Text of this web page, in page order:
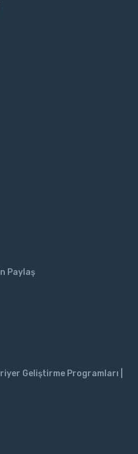
Paylaş
Geliştirme Programları |